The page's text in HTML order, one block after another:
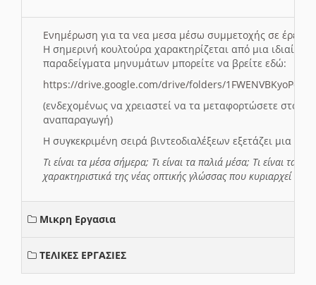
Ενημέρωση για τα νεα μεσα μέσω συμμετοχής σε
Η σημερινή κουλτούρα χαρακτηρίζεται από μια
παραδείγματα μηνυμάτων μπορείτε να βρείτε εδώ:
https://drive.google.com/drive/folders/
(ενδεχομένως να χρειαστεί να τα μεταφορτώσετε στο
αναπαραγωγή)
Η συγκεκριμένη σειρά βιντεοδιαλέξεων εξετάζει μια
Τι είναι τα μέσα σήμερα; Τι είναι τα παλιά μέσα; Τι είναι τα
χαρακτηριστικά της νέας οπτικής γλώσσας που κυριαρχεί
Μικρη Εργασια
ΤΕΛΙΚΕΣ ΕΡΓΑΣΙΕΣ